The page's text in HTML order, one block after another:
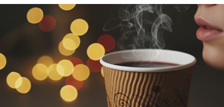
Quand
les
sons
deviennent
des
souvenirs